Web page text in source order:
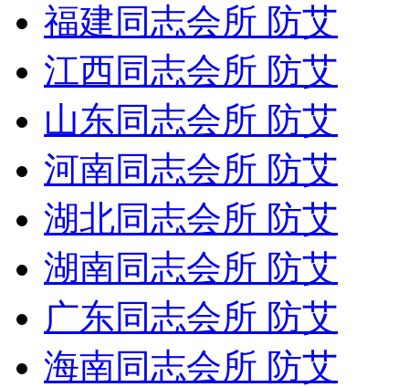
福建同志会所 防艾
江西同志会所 防艾
山东同志会所 防艾
河南同志会所 防艾
湖北同志会所 防艾
湖南同志会所 防艾
广东同志会所 防艾
海南同志会所 防艾